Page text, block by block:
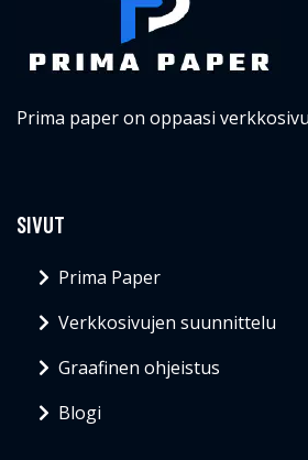
Prima paper on oppaasi
SIVUT
Prima Paper
Verkkosivujen suunnittelu
Graafinen ohjeistus
Blogi